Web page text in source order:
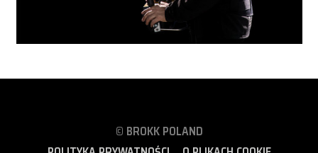
© BROKK POLAND